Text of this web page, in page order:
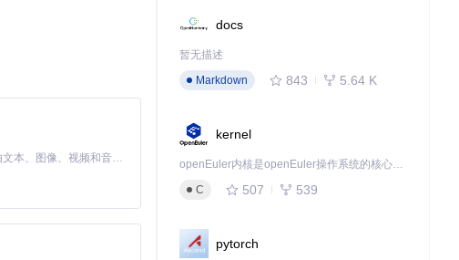
ID，选择"全部下载"策
MiniMax H3 是一个通用的全模态生成系统。它支持对由文本、图像、视频和音频组成的多模态上下文进行统一理解，并能生成分辨率高达 2K、时长可达 15 秒的带原生立体声音频的视频。得益于面向任务泛化的系统设计，H3 在预训练阶段就已具备广泛的多模态上下文理解与生成能力，能够出色地执行复杂的多模态指令。
docs
暂无描述
Markdown
843 5.64 K
kernel
openEuler内核是openEuler操作系统的核心，既是系统性能与稳定性的基石，也是连接处理器、设备与服务的桥梁。
C
507 539
pytorch